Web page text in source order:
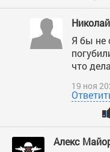
Я бы не
что
19 ноя
Алекс